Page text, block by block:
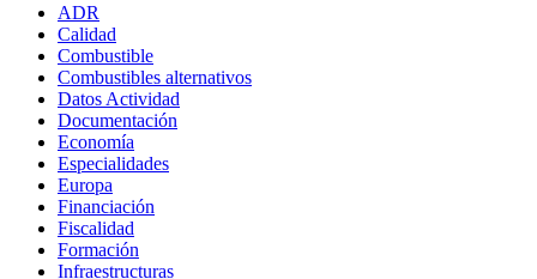
ADR
Calidad
Combustible
Combustibles alternativos
Datos Actividad
Documentación
Economía
Especialidades
Europa
Financiación
Fiscalidad
Formación
Infraestructuras